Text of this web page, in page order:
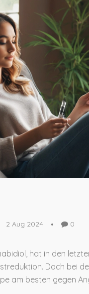
2 Aug 2024 0
hat in den
Doch bei
am besten gegen